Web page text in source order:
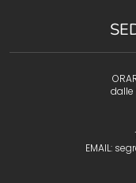
dalle
EMAIL: